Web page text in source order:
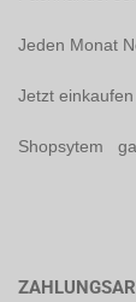
Jeden Monat
Jetzt einkaufen
Shopsytem